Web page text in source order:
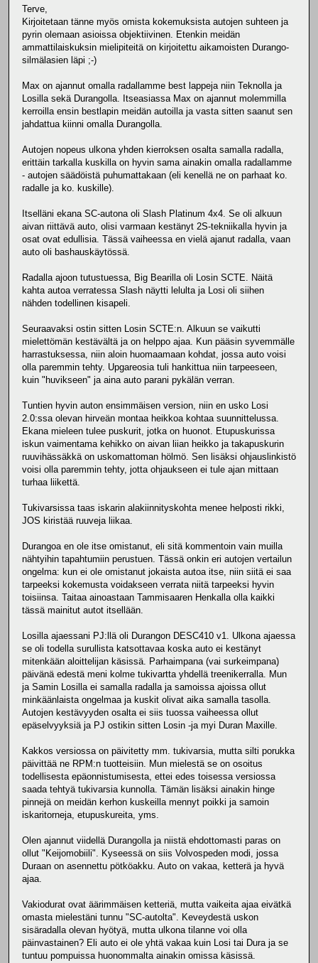
Terve,
Kirjoitetaan tänne myös omista kokemuksista autojen suhteen ja
pyrin olemaan asioissa objektiivinen. Etenkin meidän
ammattilaiskuksin mielipiteitä on kirjoitettu aikamoisten Durango-
silmälasien läpi ;-)
Max on ajannut omalla radallamme best lappeja niin Teknolla ja
Losilla sekä Durangolla. Itseasiassa Max on ajannut molemmilla
kerroilla ensin bestlapin meidän autoilla ja vasta sitten saanut sen
jahdattua kiinni omalla Durangolla.
Autojen nopeus ulkona yhden kierroksen osalta samalla radalla,
erittäin tarkalla kuskilla on hyvin sama ainakin omalla radallamme
- autojen säädöistä puhumattakaan (eli kenellä ne on parhaat ko.
radalle ja ko. kuskille).
Itselläni ekana SC-autona oli Slash Platinum 4x4. Se oli alkuun
aivan riittävä auto, olisi varmaan kestänyt 2S-tekniikalla hyvin ja
osat ovat edullisia. Tässä vaiheessa en vielä ajanut radalla, vaan
auto oli bashauskäytössä.
Radalla ajoon tutustuessa, Big Bearilla oli Losin SCTE. Näitä
kahta autoa verratessa Slash näytti lelulta ja Losi oli siihen
nähden todellinen kisapeli.
Seuraavaksi ostin sitten Losin SCTE:n. Alkuun se vaikutti
mielettömän kestävältä ja on helppo ajaa. Kun pääsin syvemmälle
harrastuksessa, niin aloin huomaamaan kohdat, jossa auto voisi
olla paremmin tehty. Upgareosia tuli hankittua niin tarpeeseen,
kuin "huvikseen" ja aina auto parani pykälän verran.
Tuntien hyvin auton ensimmäisen version, niin en usko Losi
2.0:ssa olevan hirveän montaa heikkoa kohtaa suunnittelussa.
Ekana mieleen tulee puskurit, jotka on huonot. Etupuskurissa
iskun vaimentama kehikko on aivan liian heikko ja takapuskurin
ruuvihässäkkä on uskomattoman hölmö. Sen lisäksi ohjauslinkistö
voisi olla paremmin tehty, jotta ohjaukseen ei tule ajan mittaan
turhaa liikettä.
Tukivarsissa taas iskarin alakiinnityskohta menee helposti rikki,
JOS kiristää ruuveja liikaa.
Durangoa en ole itse omistanut, eli sitä kommentoin vain muilla
nähtyihin tapahtumiin perustuen. Tässä onkin eri autojen vertailun
ongelma: kun ei ole omistanut jokaista autoa itse, niin siitä ei saa
tarpeeksi kokemusta voidakseen verrata niitä tarpeeksi hyvin
toisiinsa. Taitaa ainoastaan Tammisaaren Henkalla olla kaikki
tässä mainitut autot itsellään.
Losilla ajaessani PJ:llä oli Durangon DESC410 v1. Ulkona ajaessa
se oli todella surullista katsottavaa koska auto ei kestänyt
mitenkään aloittelijan käsissä. Parhaimpana (vai surkeimpana)
päivänä edestä meni kolme tukivartta yhdellä treenikerralla. Mun
ja Samin Losilla ei samalla radalla ja samoissa ajoissa ollut
minkäänlaista ongelmaa ja kuskit olivat aika samalla tasolla.
Autojen kestävyyden osalta ei siis tuossa vaiheessa ollut
epäselvyyksiä ja PJ ostikin sitten Losin -ja myi Duran Maxille.
Kakkos versiossa on päivitetty mm. tukivarsia, mutta silti porukka
päivittää ne RPM:n tuotteisiin. Mun mielestä se on osoitus
todellisesta epäonnistumisesta, ettei edes toisessa versiossa
saada tehtyä tukivarsia kunnolla. Tämän lisäksi ainakin hinge
pinnejä on meidän kerhon kuskeilla mennyt poikki ja samoin
iskaritorneja, etupuskureita, yms.
Olen ajannut viidellä Durangolla ja niistä ehdottomasti paras on
ollut "Keijomobiili". Kyseessä on siis Volvospeden modi, jossa
Duraan on asennettu pötköakku. Auto on vakaa, ketterä ja hyvä
ajaa.
Vakiodurat ovat äärimmäisen ketteriä, mutta vaikeita ajaa eivätkä
omasta mielestäni tunnu "SC-autolta". Keveydestä uskon
sisäradalla olevan hyötyä, mutta ulkona tilanne voi olla
päinvastainen? Eli auto ei ole yhtä vakaa kuin Losi tai Dura ja se
tuntuu pompuissa huonommalta ainakin omissa käsissä.